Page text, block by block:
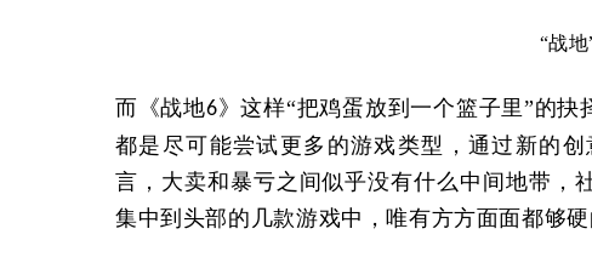
“战
而《战地6》这样“把鸡蛋放到一个篮子里”的
都是尽可能尝试更多的游戏类型，通过新的
言，大卖和暴亏之间似乎没有什么中间地带，
集中到头部的几款游戏中，唯有方方面面都够